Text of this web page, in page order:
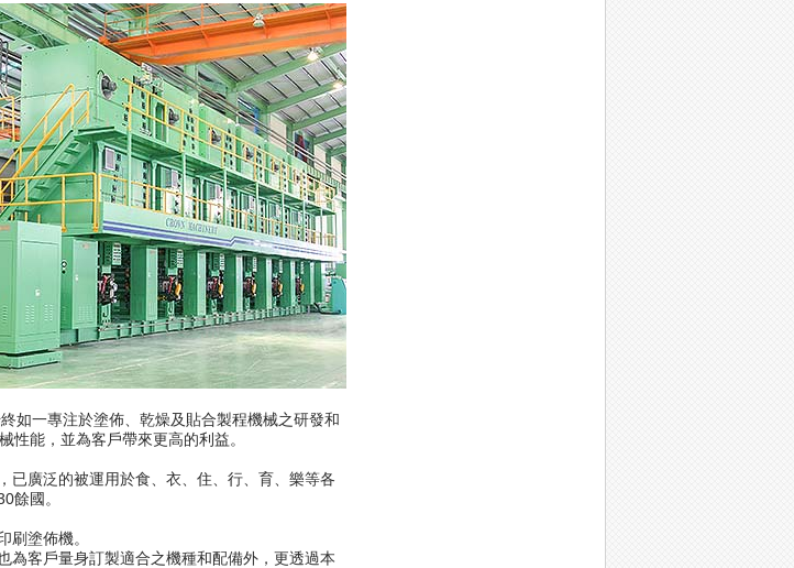
如一專注於塗佈、乾燥及貼合製程機械之研發和
性能，並為客戶帶來更高的利益。
已廣泛的被運用於食、衣、住、行、育、樂等各
餘國。
刷塗佈機。
為客戶量身訂製適合之機種和配備外，更透過本